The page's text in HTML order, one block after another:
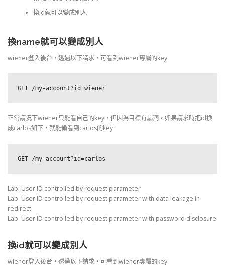
換id就可以變成別人
換name就可以變成別人
wiener登入後台，透過以下請求，可看到wiener專屬的key
GET /my-account?id=wiener
正常請況下wiener只能看自己的key，但因為目標有漏洞，如果請求時把id換
成carlos如下，就能偷看到carlos的key
GET /my-account?id=carlos
Lab: User ID controlled by request parameter
Lab: User ID controlled by request parameter with data leakage in
redirect
Lab: User ID controlled by request parameter with password disclosure
換id就可以變成別人
wiener登入後台，透過以下請求，可看到wiener專屬的key